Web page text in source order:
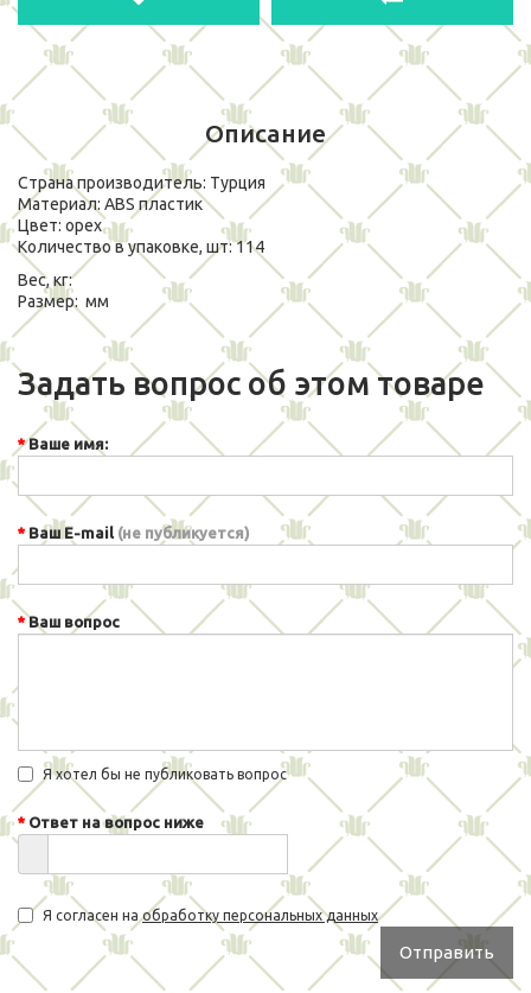
Описание
Страна производитель: Турция
Материал: ABS пластик
Цвет: орех
Количество в упаковке, шт: 114
Вес, кг:
Размер: мм
Задать вопрос об этом товаре
Ваше имя:
Ваш E-mail (не публикуется)
Ваш вопрос
Я хотел бы не публиковать вопрос
Ответ на вопрос ниже
Я согласен наобработку персональных данных
Отправить